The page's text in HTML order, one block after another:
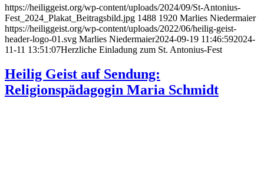
https://heiliggeist.org/wp-content/uploads/2024/09/St-Antonius-
Fest_2024_Plakat_Beitragsbild.jpg 1488 1920 Marlies Niedermaier
https://heiliggeist.org/wp-content/uploads/2022/06/heilig-geist-
header-logo-01.svg Marlies Niedermaier2024-09-19 11:46:592024-
11-11 13:51:07Herzliche Einladung zum St. Antonius-Fest
Heilig Geist auf Sendung:
Religionspädagogin Maria Schmidt